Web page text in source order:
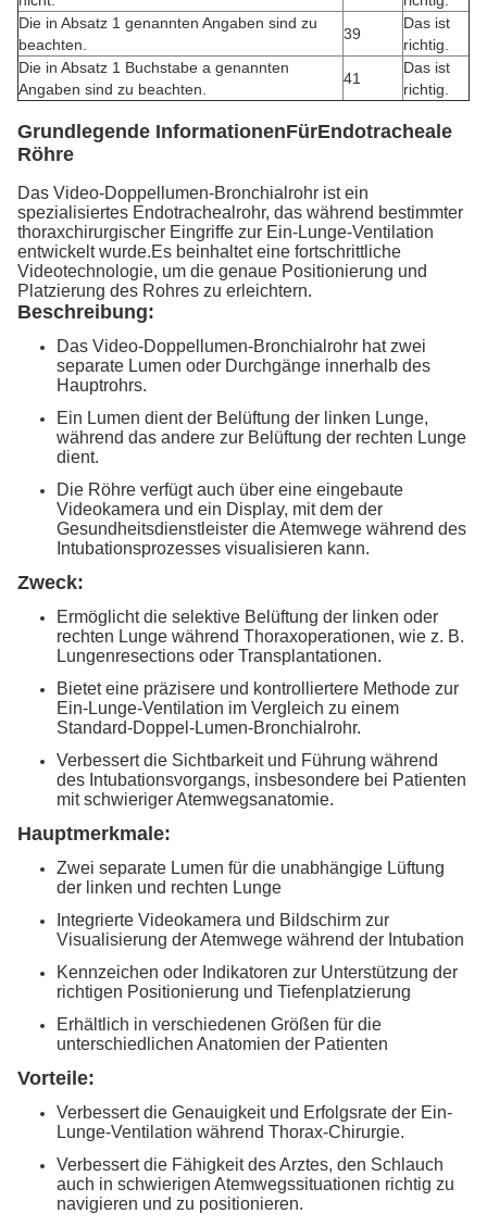
Die in Absatz 1 genannten Angaben sind zu
beachten.
39
Das ist
richtig.
Die in Absatz 1 Buchstabe a genannten
Angaben sind zu beachten.
41
Das ist
richtig.
Grundlegende InformationenFürEndotracheale
Röhre
Das Video-Doppellumen-Bronchialrohr ist ein
spezialisiertes Endotrachealrohr, das während bestimmter
thoraxchirurgischer Eingriffe zur Ein-Lunge-Ventilation
entwickelt wurde.Es beinhaltet eine fortschrittliche
Videotechnologie, um die genaue Positionierung und
Platzierung des Rohres zu erleichtern.
Beschreibung:
Das Video-Doppellumen-Bronchialrohr hat zwei
separate Lumen oder Durchgänge innerhalb des
Hauptrohrs.
Ein Lumen dient der Belüftung der linken Lunge,
während das andere zur Belüftung der rechten Lunge
dient.
Die Röhre verfügt auch über eine eingebaute
Videokamera und ein Display, mit dem der
Gesundheitsdienstleister die Atemwege während des
Intubationsprozesses visualisieren kann.
Zweck:
Ermöglicht die selektive Belüftung der linken oder
rechten Lunge während Thoraxoperationen, wie z. B.
Lungenresections oder Transplantationen.
Bietet eine präzisere und kontrolliertere Methode zur
Ein-Lunge-Ventilation im Vergleich zu einem
Standard-Doppel-Lumen-Bronchialrohr.
Verbessert die Sichtbarkeit und Führung während
des Intubationsvorgangs, insbesondere bei Patienten
mit schwieriger Atemwegsanatomie.
Hauptmerkmale:
Zwei separate Lumen für die unabhängige Lüftung
der linken und rechten Lunge
Integrierte Videokamera und Bildschirm zur
Visualisierung der Atemwege während der Intubation
Kennzeichen oder Indikatoren zur Unterstützung der
richtigen Positionierung und Tiefenplatzierung
Erhältlich in verschiedenen Größen für die
unterschiedlichen Anatomien der Patienten
Vorteile:
Verbessert die Genauigkeit und Erfolgsrate der Ein-
Lunge-Ventilation während Thorax-Chirurgie.
Verbessert die Fähigkeit des Arztes, den Schlauch
auch in schwierigen Atemwegssituationen richtig zu
navigieren und zu positionieren.